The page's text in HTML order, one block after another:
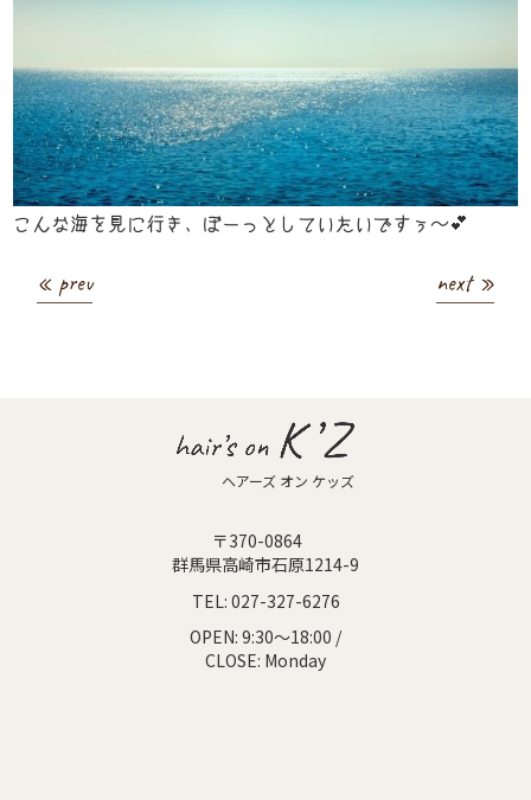
こんな海を見に行き、ぼーっとしていたいですぅ～💕
« prev next »
ヘアーズ オン ケッズ
〒370-0864
群馬県高崎市石原1214-9
TEL: 027-327-6276
OPEN: 9:30～18:00 /
CLOSE: Monday